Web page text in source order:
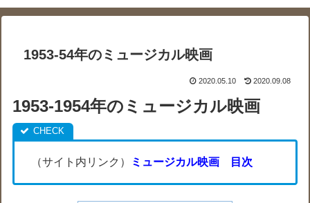
1953-54年のミュージカル映画
2020.05.10 2020.09.08
1953-1954年のミュージカル映画
（サイト内リンク） ミュージカル映画 目次